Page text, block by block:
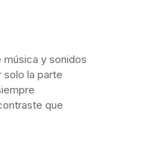
y sonidos
solo la parte
que